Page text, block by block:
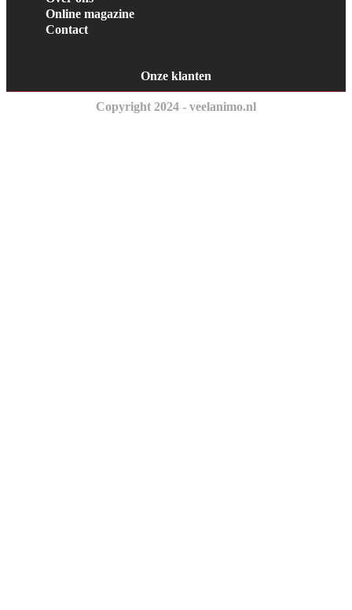
Online magazine
Contact
Onze klanten
Copyright 2024 - veelanimo.nl